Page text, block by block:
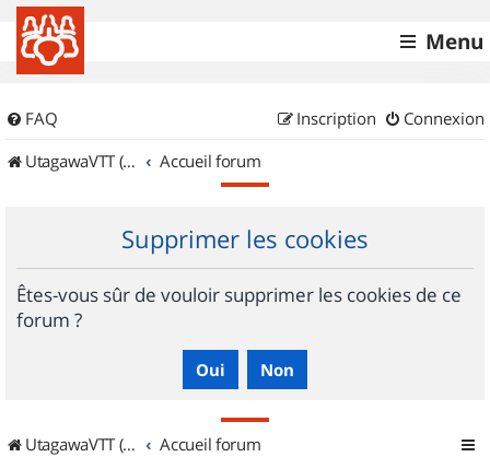
Menu
FAQ Connexion
Inscription
UtagawaVTT (Randos VTT et VTTAE avec traces GPS)
Accueil forum
Supprimer les cookies
Êtes-vous sûr de vouloir supprimer les cookies de ce
forum ?
UtagawaVTT (Randos VTT et VTTAE avec traces GPS) Accueil forum